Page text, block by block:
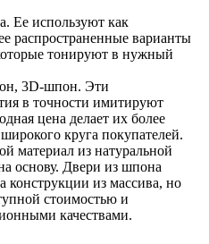
Ее используют как
распространенные варианты
тонируют в нужный
3D-шпон. Эти
в точности имитируют
цена делает их более
круга покупателей.
материал из натуральной
основу. Двери из шпона
конструкции из массива, но
стоимостью и
качествами.